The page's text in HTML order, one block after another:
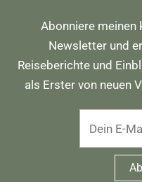
Abonniere meinen
Newsletter und
Reiseberichte und
als Erster von neuen